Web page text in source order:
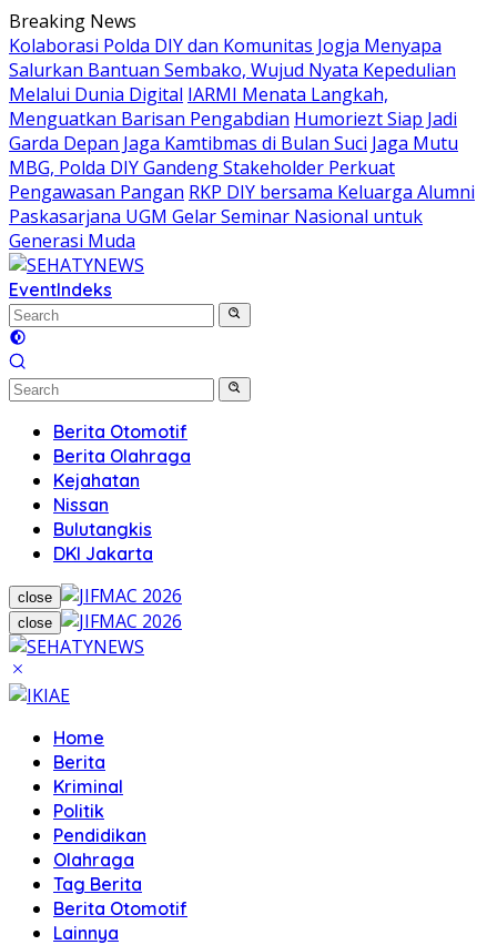
Skip
to
content
Breaking News
Kolaborasi Polda DIY dan Komunitas Jogja Menyapa
Salurkan Bantuan Sembako, Wujud Nyata Kepedulian
Melalui Dunia Digital IARMI Menata Langkah,
Menguatkan Barisan Pengabdian Humoriezt Siap Jadi
Garda Depan Jaga Kamtibmas di Bulan Suci Jaga Mutu
MBG, Polda DIY Gandeng Stakeholder Perkuat
Pengawasan Pangan RKP DIY bersama Keluarga Alumni
Paskasarjana UGM Gelar Seminar Nasional untuk
Generasi Muda
EventIndeks
Berita Otomotif
Berita Olahraga
Kejahatan
Nissan
Bulutangkis
DKI Jakarta
close
close
Home
Berita
Kriminal
Politik
Pendidikan
Olahraga
Tag Berita
Berita Otomotif
Lainnya